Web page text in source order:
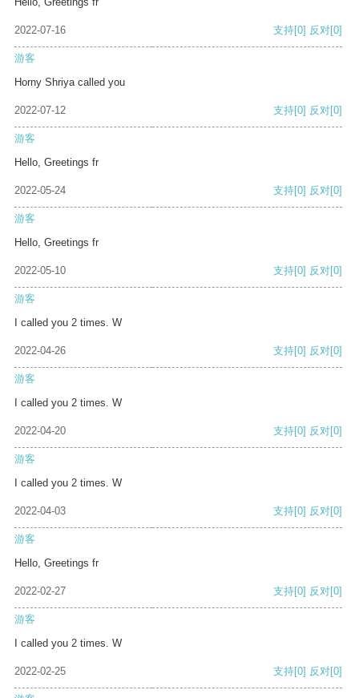
2022-07-16 支持[0] 反对[0]
游客
Horny Shriya called you
2022-07-12 支持[0] 反对[0]
游客
Hello, Greetings fr
2022-05-24 支持[0] 反对[0]
游客
Hello, Greetings fr
2022-05-10 支持[0] 反对[0]
游客
I called you 2 times. W
2022-04-26 支持[0] 反对[0]
游客
I called you 2 times. W
2022-04-20 支持[0] 反对[0]
游客
I called you 2 times. W
2022-04-03 支持[0] 反对[0]
游客
Hello, Greetings fr
2022-02-27 支持[0] 反对[0]
游客
I called you 2 times. W
2022-02-25 支持[0] 反对[0]